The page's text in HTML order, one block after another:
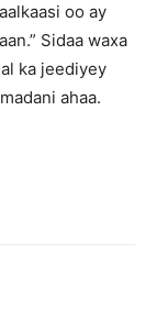
oo ay
Sidaa waxa
ka jeediyey
ahaa.